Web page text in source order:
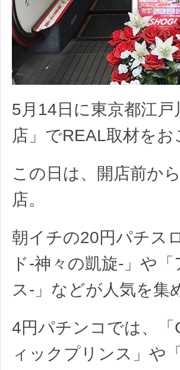
5月14日に東京都江
店」でREAL取材をお
この日は、開店前か
店。
朝イチの20円パチス
ド-神々の凱旋-」や
ス-」などが人気を集
4円パチンコでは、
ィックプリンス」や